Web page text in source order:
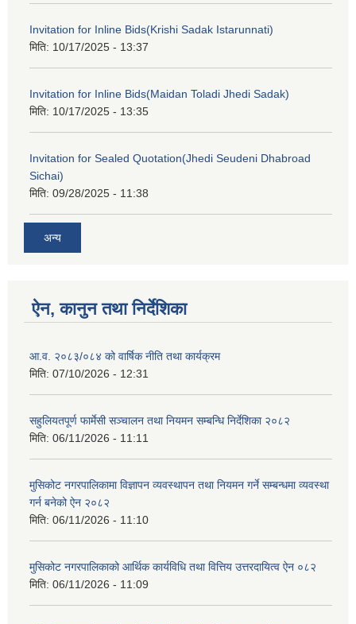
Invitation for Inline Bids(Krishi Sadak Istarunnati)
मिति: 10/17/2025 - 13:37
Invitation for Inline Bids(Maidan Toladi Jhedi Sadak)
मिति: 10/17/2025 - 13:35
Invitation for Sealed Quotation(Jhedi Seudeni Dhabroad
Sichai)
मिति: 09/28/2025 - 11:38
अन्य
ऐन, कानुन तथा निर्देशिका
आ.व. २०८३/०८४ को वार्षिक नीति तथा कार्यक्रम
मिति: 07/10/2026 - 12:31
सहुलियतपूर्ण फार्मेसी सञ्चालन तथा नियमन सम्बन्धि निर्देशिका २०८२
मिति: 06/11/2026 - 11:11
मुसिकोट नगरपालिकामा विज्ञापन व्यवस्थापन तथा नियमन गर्ने सम्बन्धमा व्यवस्था
गर्न बनेको ऐन २०८२
मिति: 06/11/2026 - 11:10
मुसिकोट नगरपालिकाको आर्थिक कार्यविधि तथा वित्तिय उत्तरदायित्व ऐन ०८२
मिति: 06/11/2026 - 11:09